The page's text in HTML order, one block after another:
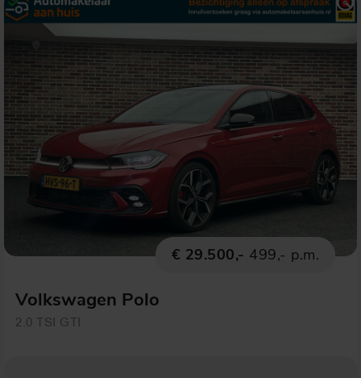
€ 29.500,- 499,- p.m.
Volkswagen Polo
2.0 TSI GTI